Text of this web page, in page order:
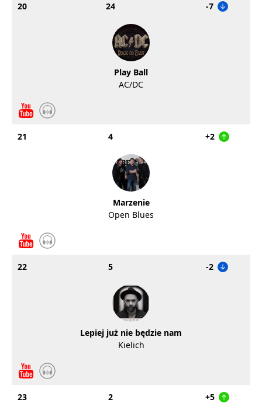
20 24 -7
Play Ball
AC/DC
21 4 +2
Marzenie
Open Blues
22 5 -2
Lepiej już nie będzie nam
Kielich
23 2 +5